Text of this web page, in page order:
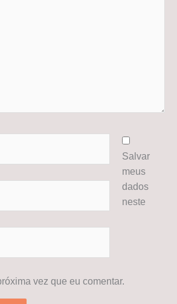
Salvar
meus
dados
neste
vez que eu comentar.